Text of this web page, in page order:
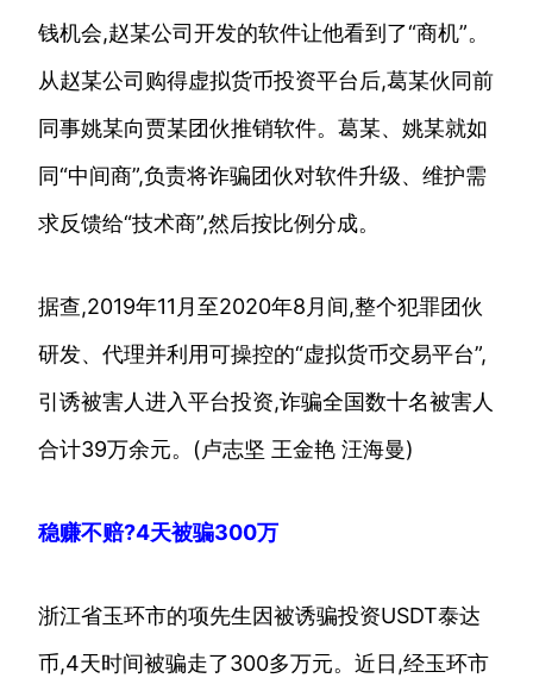
钱机会,赵某公司开发的软件让他看到了“商机”。
从赵某公司购得虚拟货币投资平台后,葛某伙同前
同事姚某向贾某团伙推销软件。葛某、姚某就如
同“中间商”,负责将诈骗团伙对软件升级、维护需
求反馈给“技术商”,然后按比例分成。
据查,2019年11月至2020年8月间,整个犯罪团伙
研发、代理并利用可操控的“虚拟货币交易平台”,
引诱被害人进入平台投资,诈骗全国数十名被害人
合计39万余元。(卢志坚 王金艳 汪海曼)
稳赚不赔?4天被骗300万
浙江省玉环市的项先生因被诱骗投资USDT泰达
币,4天时间被骗走了300多万元。近日,经玉环市